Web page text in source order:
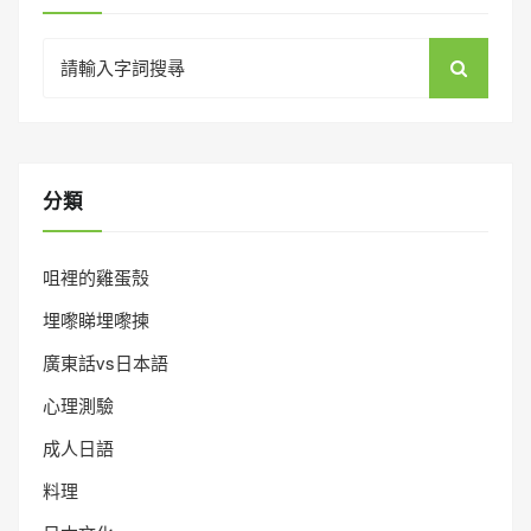
for:
分類
咀裡的雞蛋殼
埋嚟睇埋嚟揀
廣東話vs日本語
心理測驗
成人日語
料理